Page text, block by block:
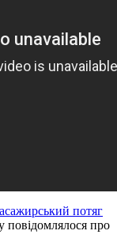
потяг
повідомлялося про